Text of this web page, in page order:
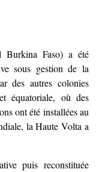
Burkina Faso) a été
sous gestion de la
des autres colonies
équatoriale, où des
ont été installées au
la Haute Volta a
puis reconstituée